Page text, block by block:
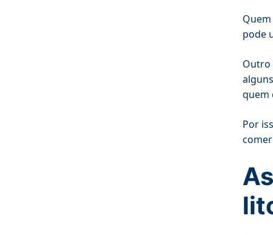
pode
Outro
quem
Por